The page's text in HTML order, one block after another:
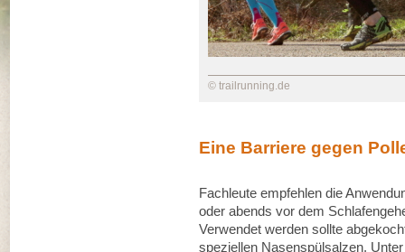
© trailrunning.de
Eine Barriere gegen
Fachleute empfehlen die
oder abends vor dem
Verwendet werden sollte
speziellen Nasenspülsalzen.